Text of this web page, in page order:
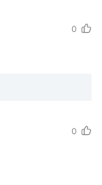
0
0